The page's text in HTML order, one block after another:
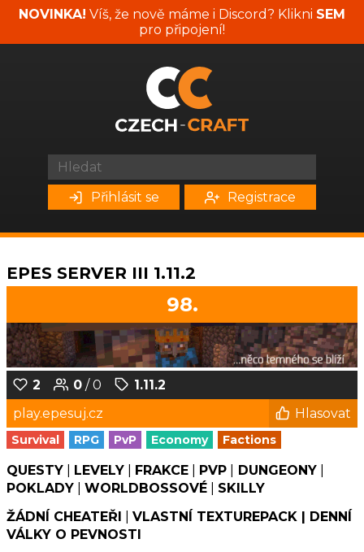
NOVINKA! Víš, že nově máme i Discord? Klikni SEM
pro připojení!
Přihlásit se Registrace
EPES SERVER III 1.11.2
98.
2 0 / 0
1.11.2
play.epesuj.cz
Hlasovat
Survival RPG PvP Economy Factions
QUESTY LEVELY FRAKCE PVP DUNGEONY
POKLADY
WORLDBOSSOVÉ
SKILLY
ŽÁDNÍ CHEATEŘI
VLASTNÍ TEXTUREPACK | DENNÍ
VÁLKY O PEVNOSTI